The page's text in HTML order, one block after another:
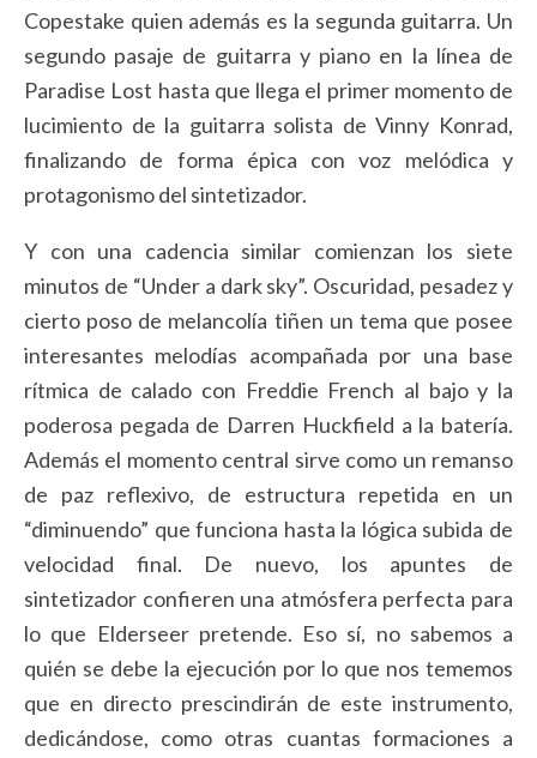
Copestake quien además es la segunda guitarra. Un
segundo pasaje de guitarra y piano en la línea de
Paradise Lost hasta que llega el primer momento de
lucimiento de la guitarra solista de Vinny Konrad,
finalizando de forma épica con voz melódica y
protagonismo del sintetizador.
Y con una cadencia similar comienzan los siete
minutos de “Under a dark sky”. Oscuridad, pesadez y
cierto poso de melancolía tiñen un tema que posee
interesantes melodías acompañada por una base
rítmica de calado con Freddie French al bajo y la
poderosa pegada de Darren Huckfield a la batería.
Además el momento central sirve como un remanso
de paz reflexivo, de estructura repetida en un
“diminuendo” que funciona hasta la lógica subida de
velocidad final. De nuevo, los apuntes de
sintetizador confieren una atmósfera perfecta para
lo que Elderseer pretende. Eso sí, no sabemos a
quién se debe la ejecución por lo que nos tememos
que en directo prescindirán de este instrumento,
dedicándose, como otras cuantas formaciones a